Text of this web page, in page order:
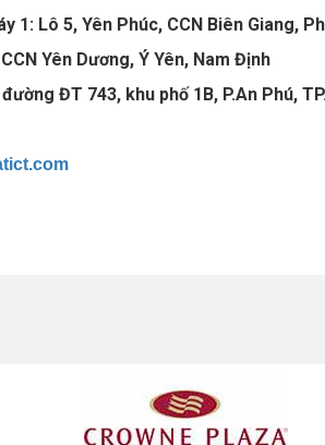
1: Lô 5, Yên Phúc, CCN Biên Giang,
Yên Dương, Ý Yên, Nam Định
ĐT 743, khu phố 1B, P.An Phú,